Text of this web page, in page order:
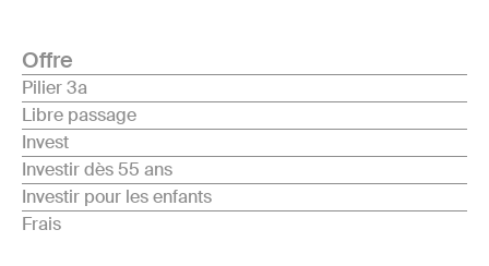
Offre
Pilier 3a
Libre passage
Invest
Investir dès 55 ans
Investir pour les enfants
Frais